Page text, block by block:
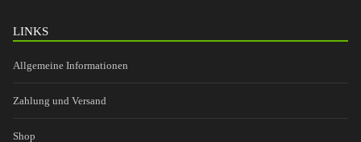
LINKS
Allgemeine Informationen
Zahlung und Versand
Shop